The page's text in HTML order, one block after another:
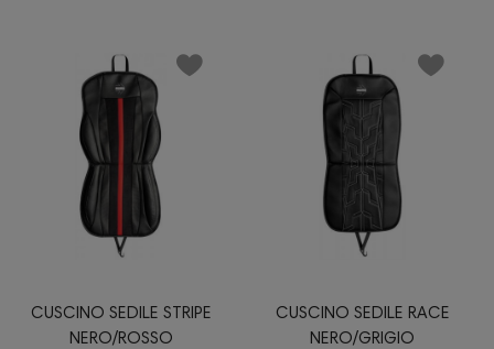
CUSCINO SEDILE STRIPE
NERO/ROSSO
CUSCINO SEDILE RACE
NERO/GRIGIO